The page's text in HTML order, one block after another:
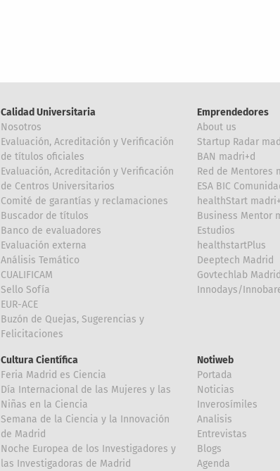
Calidad Universitaria
Nosotros
Evaluación, Acreditación y Verificación
de títulos oficiales
Evaluación, Acreditación y Verificación
de Centros Universitarios
Comité de garantías y reclamaciones
Buscador de títulos
Banco de evaluadores
Evaluación externa
Análisis Temático
CUALIFICAM
Sello Sofía
EUR-ACE
Buzón de Quejas, Sugerencias y
Felicitaciones
Emprendedores
About us
Startup Radar
BAN madri+d
Red de Mentores
ESA BIC
healthStart
Business Mentor
Estudios
healthstartPlus
Deeptech Madrid
Govtechlab Madrid
Innodays/
Cultura Científica
Feria Madrid es Ciencia
Día Internacional de las Mujeres y las
Niñas en la Ciencia
Semana de la Ciencia y la Innovación
de Madrid
Noche Europea de los Investigadores y
las Investigadoras de Madrid
Notiweb
Portada
Noticias
Inverosímiles
Analisis
Entrevistas
Blogs
Agenda